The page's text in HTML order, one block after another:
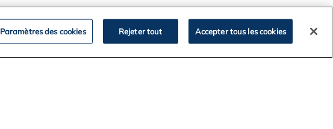
Paramètres des cookies Rejeter tout Accepter tous les cookies